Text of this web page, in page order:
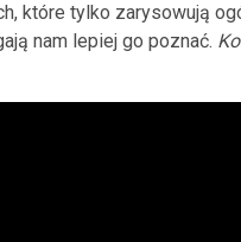
które tylko zarysowują
nam lepiej go poznać.